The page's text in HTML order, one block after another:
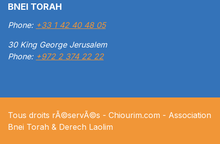
BNEI TORAH
Phone: +33 1 42 40 48 05
30 King George Jerusalem
Phone: +972 2 374 22 22
Tous droits rÃ©servÃ©s - Chiourim.com - Association
Bnei Torah & Derech Laolim